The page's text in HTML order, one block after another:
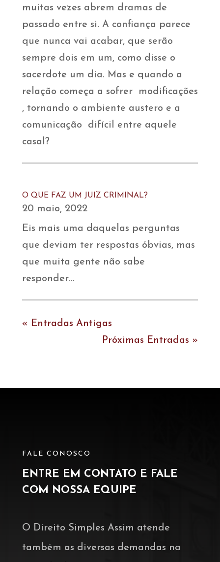
muitas vezes abrem dramas de
passado entre si. A confiança parece
que nunca vai acabar, que serão
sempre dois em um, como disse o
sacerdote um dia. Mas e quando a
relação começa a sofrer modificações
, tornando o ambiente austero e a
comunicação difícil entre aquele
casal?
O QUE FAZ UM JUIZ CRIMINAL?
20 maio, 2022
Eis mais uma daquelas perguntas
que deviam ter respostas óbvias, mas
que muita gente não sabe
responder…
« Entradas Antigas
Próximas Entradas »
FALE CONOSCO
ENTRE EM CONTATO E FALE
COM NOSSA EQUIPE
O Direito Simples Assim atende
também as diversas demandas na